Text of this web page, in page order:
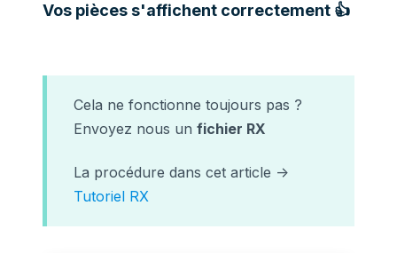
Vos pièces s'affichent correctement 👍
Cela ne fonctionne toujours pas ?
Envoyez nous un fichier RX
La procédure dans cet article ->
Tutoriel RX